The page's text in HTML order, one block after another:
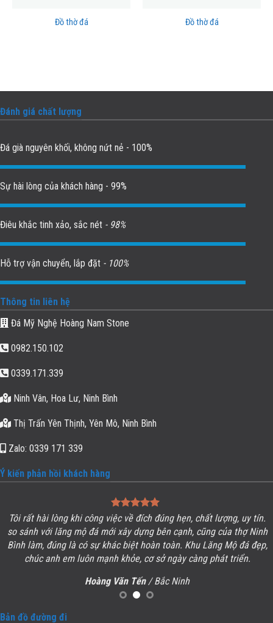
Đồ thờ đá Đồ thờ đá
Đánh giá chất lượng
Đá già nguyên khối, không nứt nẻ - 100%
Sự hài lòng của khách hàng - 99%
Điêu khắc tinh xảo, sắc nét - 98%
Hỗ trợ vận chuyển, lắp đặt - 100%
Thông tin liên hệ
Đá Mỹ Nghệ Hoàng Nam Stone
0982.150.102
0339.171.339
Ninh Vân, Hoa Lư, Ninh Bình
Thị Trấn Yên Thịnh, Yên Mô, Ninh Bình
Zalo: 0339 171 339
Ý kiến phản hồi khách hàng
Tôi rất hài lòng khi công việc về đích đúng hẹn, chất lượng, uy tín.
so sánh với lăng mộ đá mới xây dựng bên cạnh, cũng của thợ Ninh
Bình làm, đúng là có sự khác biệt hoàn toàn. Khu Lăng Mộ đáđẹp,
chúc anh em luôn mạnh khỏe, cơ sở ngày càng phát triển.
Hoàng Văn Tến / Bắc Ninh
Bản đồ đường đi